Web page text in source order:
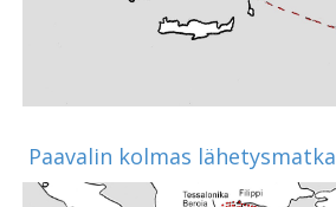
Paavalin kolmas lähetysmatka